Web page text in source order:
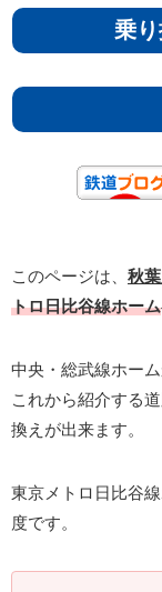
乗
このページは、 秋
トロ日比谷線ホーム
中央・総武線ホー
これから紹介する
換えが出来ます。
東京メトロ日比谷
度です。